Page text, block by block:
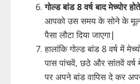
गोल्ड बांड 8 वर्ष बाद मेच्योर
आपको उस समय के सोने के
पैसा लौटा दिया जाएगा|
हालांकि गोल्ड बांड 8 वर्ष में
पास पांचवें, छठे और सांतवें वर्ष
पर अपने बांड वापिस दे कर